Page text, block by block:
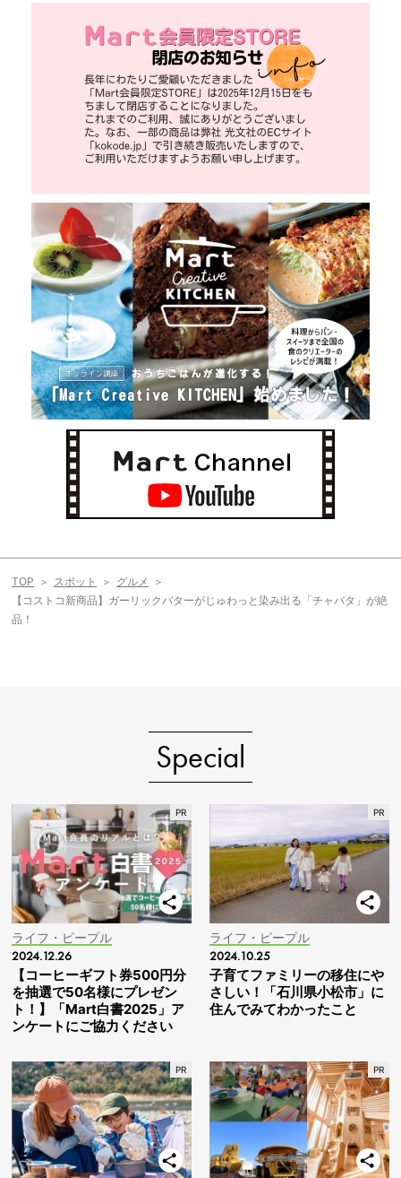
TOP スポット
グルメ
【コストコ新商品】ガーリックバターがじゅわっと染み出る「チャバタ」が絶
品！
Special
ライフ・ピープル
2024.12.26
【コーヒーギフト券500円分
を抽選で50名様にプレゼン
ト！】「Mart白書2025」ア
ンケートにご協力ください
ライフ・ピープル
2024.10.25
子育てファミリーの移住にや
さしい！「石川県小松市」に
住んでみてわかったこと